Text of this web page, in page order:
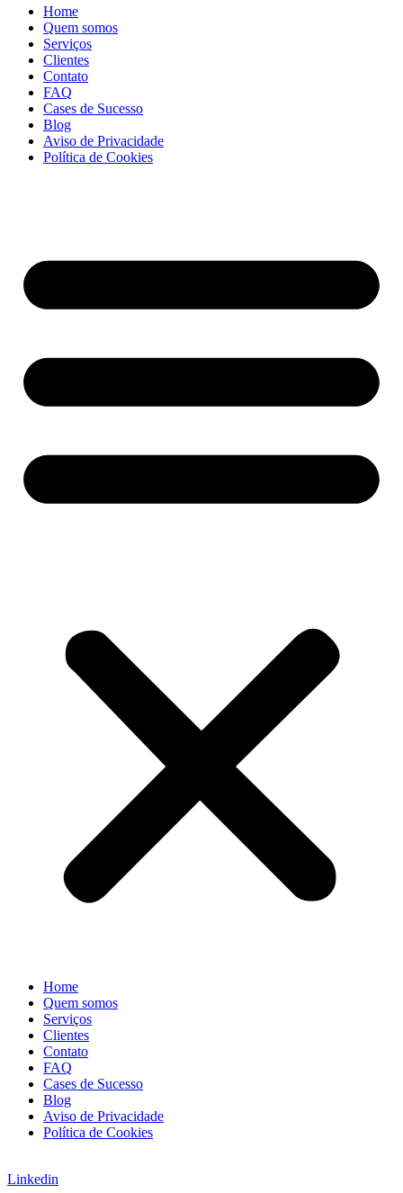
Home
Quem somos
Serviços
Clientes
Contato
FAQ
Cases de Sucesso
Blog
Aviso de Privacidade
Política de Cookies
Home
Quem somos
Serviços
Clientes
Contato
FAQ
Cases de Sucesso
Blog
Aviso de Privacidade
Política de Cookies
Linkedin